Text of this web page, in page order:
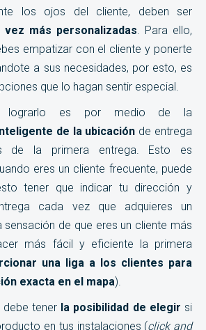
los ojos del cliente, deben ser
vez más personalizadas. Para ello,
empatizar con el cliente y ponerte
a sus necesidades, por esto, es
que lo hagan sentir especial.
lograrlo es por medio de la
de la ubicación de entrega
de la primera entrega. Esto es
eres un cliente frecuente, puede
tener que indicar tu dirección y
cada vez que adquieres un
de que eres un cliente más
más fácil y eficiente la primera
una liga a los clientes para
exacta en el mapa).
debe tener la posibilidad de elegir si
en tus instalaciones (click and